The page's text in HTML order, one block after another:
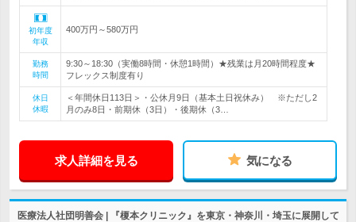
初年度
年収
400万円～580万円
勤務
時間
9:30～18:30（実働8時間・休憩1時間）★残業は月20時間程度★
フレックス制度有り
休日
休暇
＜年間休日113日＞・公休月9日（基本土日祝休み） ※ただし2
月のみ8日・前期休（3日）・後期休（3…
求人詳細を見る 気になる
医療法人社団明善会 | 『榎本クリニック』を東京・神奈川・埼玉に展開して